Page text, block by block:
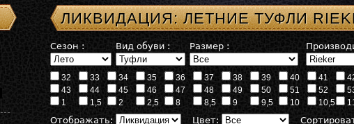
ЛИКВИДАЦИЯ: ЛЕТНИЕ ТУФЛИ
Сезон : Вид обуви : Размер :
32 33 34 35 36 37 38 39 40 41
43
44 45 46 47 48 49 50 51 52
1
1,5 2 2,5 8 8,5 9 9,5 10 10,5
Отображать: Цвет: